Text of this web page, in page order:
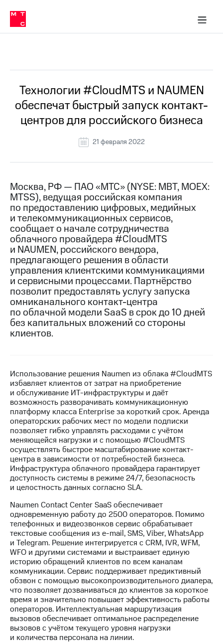
Медиа-центр
и акционерам
Устойчивое развитие
Комплаенс и деловая этика
компании
Карьера
История
компании
Руководство
информация
Контакты
Медиа-центр
Пресс-
релизы
МТС
о технологиях
Достижения
Интервью
Финансовая
отчетность
Контакты
регионе
и акционерам
Корпоративное
управление
Корпоративный
секретарь
Раскрытие
информации
Информация
акционерам
Документы
"МТС"
Собрания
акционеров
Личный
кабинет
акционера
Акционерный
капитал
Контроль
и
аудит
Рынок
акций
Описание
в МТС
Пресс-
релизы
МТС
о технологиях
Технологии #CloudMTS и NAUMEN
обеспечат быстрый запуск контакт-
центров для российского бизнеса
21 февраля 2022
Москва, РФ — ПАО «МТС» (NYSE: MBT, MOEX:
MTSS), ведущая российская компания
по предоставлению цифровых, медийных
и телекоммуникационных сервисов,
сообщает о начале сотрудничества
облачного провайдера #CloudMTS
и NAUMEN, российского вендора,
предлагающего решения в области
управления клиентскими коммуникациями
и сервисными процессами. Партнёрство
позволит предоставлять услугу запуска
омниканального контакт-центра
по облачной модели SaaS в срок до 10 дней
без капитальных вложений со стороны
клиентов.
Использование решения Naumen из облака #CloudMTS
избавляет клиентов от затрат на приобретение
и обслуживание ИТ-инфраструктуры и даёт
возможность разворачивать коммуникационную
платформу класса Enterprise за короткий срок. Аренда
операторских рабочих мест по модели подписки
позволяет гибко управлять расходами с учётом
меняющейся нагрузки и с помощью #CloudMTS
осуществлять быстрое масштабирование контакт-
центра в зависимости от потребностей бизнеса.
Инфраструктура облачного провайдера гарантирует
доступность системы в режиме 24/7, безопасность
и целостность данных согласно SLA.
Naumen Contact Center SaaS обеспечивает
одновременную работу до 2500 операторов. Помимо
телефонных и видеозвонков сервис обрабатывает
текстовые сообщения из e-mail, SMS, Viber, WhatsApp
и Telegram. Решение интегрируется с CRM, IVR, WFM,
WFO и другими системами и выстраивает единую
историю обращений клиентов по всем каналам
коммуникации. Сервис поддерживает предиктивный
обзвон с помощью высокопроизводительного диалера,
что позволяет дозваниваться до клиентов за короткое
время и значительно повышает эффективность работы
операторов. Интеллектуальная маршрутизация
вызовов обеспечивает оптимальное распределение
вызовов с учётом текущего уровня нагрузки
и количества персонала на линии.